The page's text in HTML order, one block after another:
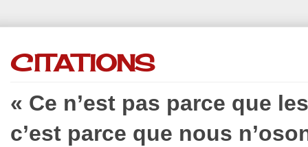
CITATIONS
« Ce n’est pas parce que
c’est parce que nous